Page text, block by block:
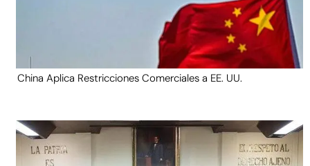
China Aplica Restricciones Comerciales a EE. UU.